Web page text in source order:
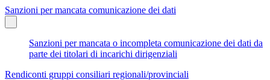
Sanzioni per mancata comunicazione dei dati
Sanzioni per mancata o incompleta comunicazione dei dati da
parte dei titolari di incarichi dirigenziali
Rendiconti gruppi consiliari regionali/provinciali